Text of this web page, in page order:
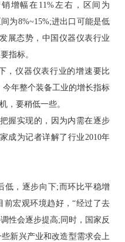
增幅在11%左右，区间为
为8%~15%;进出口可能是低
展态势，中国仪器仪表行业
指标。
仪器仪表行业的增速要比
今年整个装备工业的增长指标
，要稍低一些。
实现的，因为内需在逐步
成为记者详解了行业2010年
，逐步向下;而环比平稳增
前宏观环境趋好，“经过了去
性会逐步提高;同时，国家反
新兴产业和改造型需求会上